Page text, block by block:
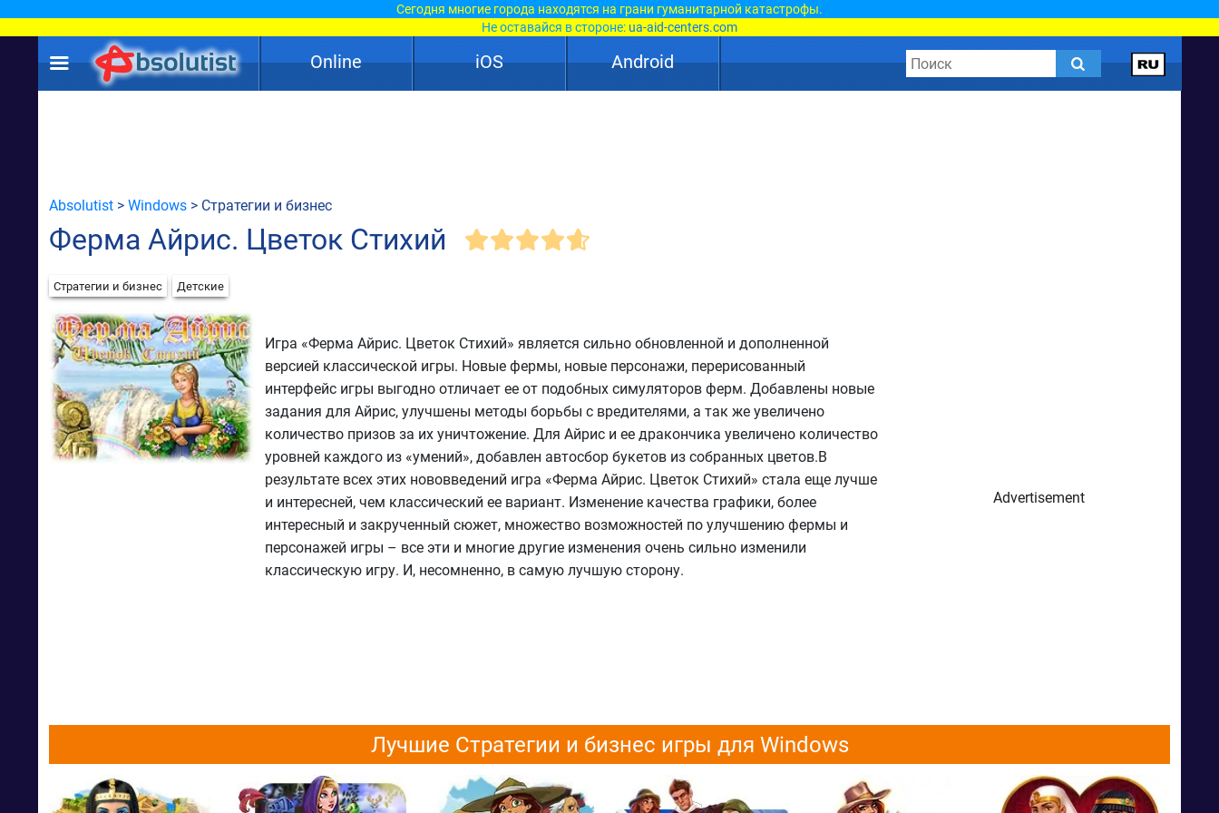
Сегодня многие города находятся на грани гуманитарной катастрофы.
Не оставайся в стороне: ua-aid-centers.com
Online iOS Android
Absolutist > Windows > Стратегии и бизнес
Ферма Айрис. Цветок Стихий
Стратегии и бизнес Детские
Игра «Ферма Айрис. Цветок Стихий» является сильно обновленной и дополненной
версией классической игры. Новые фермы, новые персонажи, перерисованный
интерфейс игры выгодно отличает ее от подобных симуляторов ферм. Добавлены новые
задания для Айрис, улучшены методы борьбы с вредителями, а так же увеличено
количество призов за их уничтожение. Для Айрис и ее дракончика увеличено количество
уровней каждого из «умений», добавлен автосбор букетов из собранных цветов.В
результате всех этих нововведений игра «Ферма Айрис. Цветок Стихий» стала еще лучше
и интересней, чем классический ее вариант. Изменение качества графики, более
интересный и закрученный сюжет, множество возможностей по улучшению фермы и
персонажей игры – все эти и многие другие изменения очень сильно изменили
классическую игру. И, несомненно, в самую лучшую сторону.
Advertisement
Лучшие Стратегии и бизнес игры для Windows